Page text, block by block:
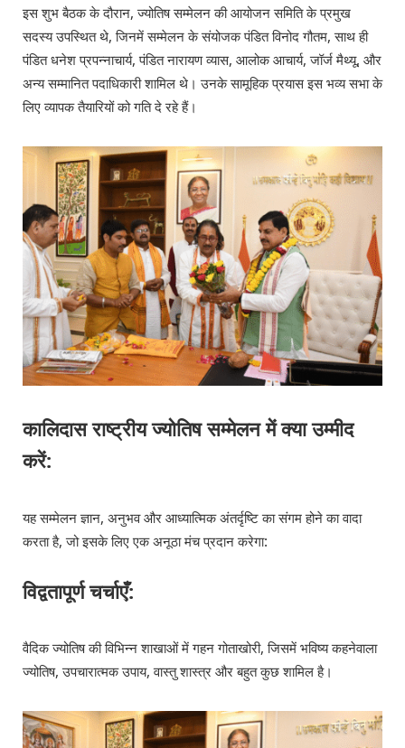
इस शुभ बैठक के दौरान, ज्योतिष सम्मेलन की आयोजन समिति के प्रमुख
सदस्य उपस्थित थे, जिनमें सम्मेलन के संयोजक पंडित विनोद गौतम, साथ ही
पंडित धनेश प्रपन्नाचार्य, पंडित नारायण व्यास, आलोक आचार्य, जॉर्ज मैथ्यू, और
अन्य सम्मानित पदाधिकारी शामिल थे। उनके सामूहिक प्रयास इस भव्य सभा के
लिए व्यापक तैयारियों को गति दे रहे हैं।
कालिदास राष्ट्रीय ज्योतिष सम्मेलन में क्या उम्मीद
करें:
यह सम्मेलन ज्ञान, अनुभव और आध्यात्मिक अंतर्दृष्टि का संगम होने का वादा
करता है, जो इसके लिए एक अनूठा मंच प्रदान करेगा:
विद्वतापूर्ण चर्चाएँ:
वैदिक ज्योतिष की विभिन्न शाखाओं में गहन गोताखोरी, जिसमें भविष्य कहनेवाला
ज्योतिष, उपचारात्मक उपाय, वास्तु शास्त्र और बहुत कुछ शामिल है।